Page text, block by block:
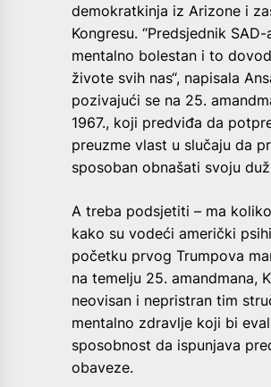
demokratkinja iz Arizone i
Kongresu. “Predsjednik
mentalno bolestan i to
živote svih nas“, napisala
pozivajući se na 25.
1967., koji predviđa da
preuzme vlast u slučaju da
sposoban obnašati svoju
A treba podsjetiti – ma
kako su vodeći američki
početku prvog Trumpova
na temelju 25. amandmana,
neovisan i nepristran tim
mentalno zdravlje koji bi
sposobnost da ispunjava
obaveze.